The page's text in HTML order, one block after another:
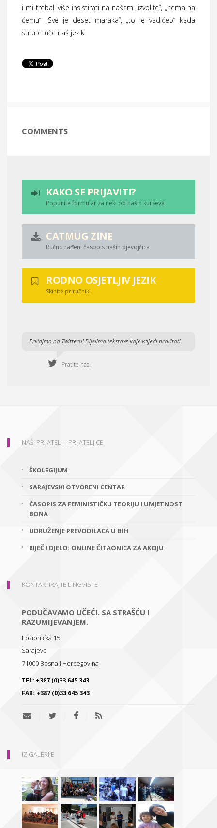
i mi trebali više insistirati na našem „izvolite“, „nema na
čemu“ „Sve je deset maraka“, „to je vadičep“ kada
stranci uče naš jezik.
COMMENTS
KAKO SE PRIJAVITI?
Popunite formular za neki od naših kurseva
CATMUG ZINE
Ručno rađeni časopis naših djevojčica
RODNO OSJETLJIV JEZIK
Skinite priručnik!
Pričajmo na Twitteru! Dijelimo tekstove koje vrijedi pročitati.
Pratite nas!
NAŠI PRIJATELJI I PRIJATELJICE
ŠKOLEGIJUM
SARAJEVSKI OTVORENI CENTAR
ČASOPIS ZA FEMINISTIČKU TEORIJU I UMJETNOST
BONA
UDRUŽENJE PREVODILACA U BIH
RIJEČ I DJELO: ONLINE ČITAONICA ZA AKCIJU
KONTAKTIRAJTE LINGVISTE
PODUČAVAMO UČEĆI. SA STRAŠĆU I
RAZUMIJEVANJEM.
Ložionička 15
Sarajevo
71000 Bosna i Hercegovina
TEL: +387 (0)33 645 343
FAX: +387 (0)33 645 343
IZ GALERIJE